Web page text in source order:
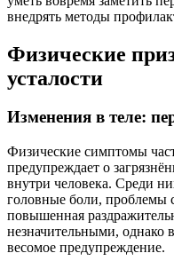
внедрять методы
Физические
усталости
Изменения в теле:
Физические симптомы
предупреждает о
внутри человека. Среди
головные боли, проблемы
повышенная
незначительными, однако
весомое предупреждение.